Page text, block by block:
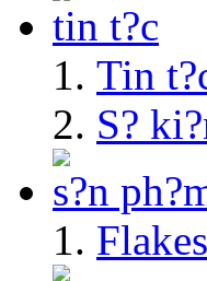
tin t?c
Tin
S?
s?n